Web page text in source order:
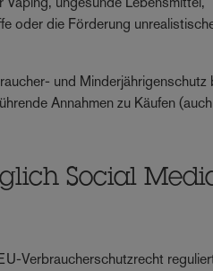
oder die Förderung
und Minderjährigenschutz
Annahmen zu Käufen
Social
Verbraucherschutzrecht